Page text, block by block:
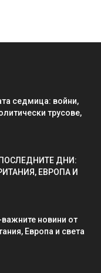
седмица: войни,
трусове,
ДНИ:
ЕВРОПА И
новини от
Европа и света